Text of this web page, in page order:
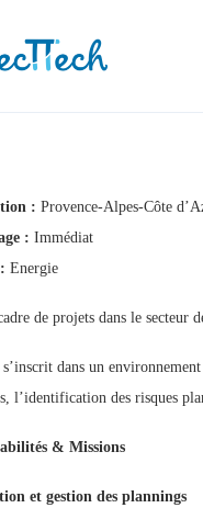
: Provence-Alpes-Côte
: Immédiat
Energie
de projets dans le secteur
s’inscrit dans un
l’identification des risques
& Missions
et gestion des plannings